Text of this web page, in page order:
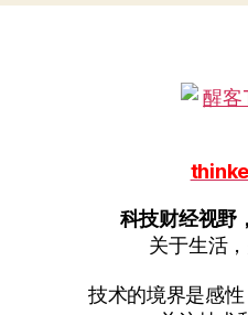
科技财经视野
关于生活
技术的境界是感